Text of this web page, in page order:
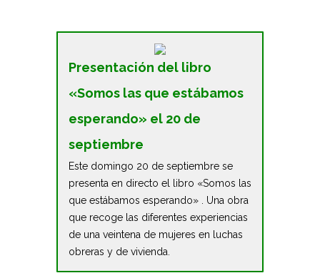
Presentación del libro
«Somos las que estábamos
esperando» el 20 de
septiembre
Este domingo 20 de septiembre se
presenta en directo el libro «Somos las
que estábamos esperando» . Una obra
que recoge las diferentes experiencias
de una veintena de mujeres en luchas
obreras y de vivienda.